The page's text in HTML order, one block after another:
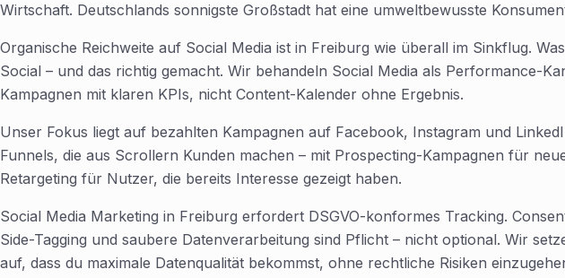
Wirtschaft. Deutschlands sonnigste Großstadt hat eine umweltbewusste
Organische Reichweite auf Social Media ist in Freiburg wie überall im Sinkflug.
Social – und das richtig gemacht. Wir behandeln Social Media als Performance-
Kampagnen mit klaren KPIs, nicht Content-Kalender ohne Ergebnis.
Unser Fokus liegt auf bezahlten Kampagnen auf Facebook, Instagram und
Funnels, die aus Scrollern Kunden machen – mit Prospecting-Kampagnen für
Retargeting für Nutzer, die bereits Interesse gezeigt haben.
Social Media Marketing in Freiburg erfordert DSGVO-konformes Tracking.
Side-Tagging und saubere Datenverarbeitung sind Pflicht – nicht optional. Wir
auf, dass du maximale Datenqualität bekommst, ohne rechtliche Risiken